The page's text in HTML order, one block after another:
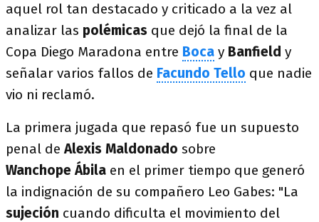
aquel rol tan destacado y criticado a la vez al
analizar las polémicas que dejó la final de la
Copa Diego Maradona entre Boca y Banfield y
señalar varios fallos de Facundo Tello que nadie
vio ni reclamó.
La primera jugada que repasó fue un supuesto
penal deAlexis Maldonado sobre
Wanchope Ábila en el primer tiempo que generó
la indignación de su compañero Leo Gabes: "La
sujeción cuando dificulta el movimiento del